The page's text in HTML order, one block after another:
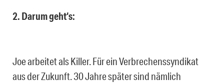
2. Darum geht‘s:
Joe arbeitet als Killer. Für ein Verbrechenssyndikat
aus der Zukunft. 30 Jahre später sind nämlich